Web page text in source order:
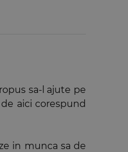
sa-l ajute pe
aici corespund
in munca sa de